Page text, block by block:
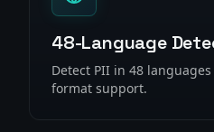
48-Language
Detect PII in 48
format support.